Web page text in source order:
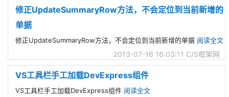
修正UpdateSummaryRow方法，不会定位到当前新增的
单据
修正UpdateSummaryRow方法，不会定位到当前新增的单据 阅读全文
2013-07-16 16:03:11 C/S框架网
VS工具栏手工加载DevExpress组件
VS工具栏手工加载DevExpress组件 阅读全文